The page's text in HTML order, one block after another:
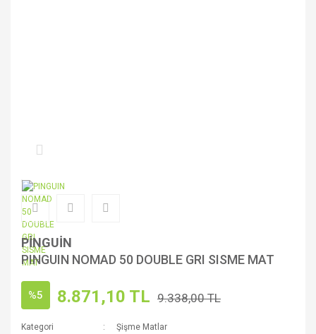
PİNGUİN
PINGUIN NOMAD 50 DOUBLE GRI SISME MAT
%5 8.871,10 TL 9.338,00 TL
Kategori
Şişme Matlar